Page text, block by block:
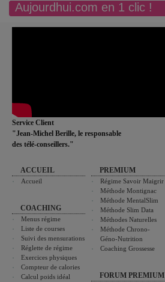
Aujourdhui.com en 1 clic !
Service Client
"Jean-Michel Berille, le responsable
des télé-conseillers."
ACCUEIL
Accueil
COACHING
Menus régime
Liste de courses
Suivi des mensurations
Réglette de régime
Exercices physiques
Compteur de calories
Calcul poids idéal
PREMIUM
Régime Savoir Maigrir
Méthode Montignac
Méthode MentalSlim
Méthode Slim Data
Méthodes Naturelles
Méthode Chrono-
Géno-Nutrition
Coaching Grossesse
FORUM PREMIUM